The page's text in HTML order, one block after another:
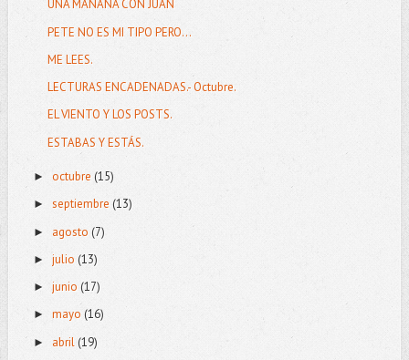
UNA MAÑANA CON JUAN
PETE NO ES MI TIPO PERO...
ME LEES.
LECTURAS ENCADENADAS.- Octubre.
EL VIENTO Y LOS POSTS.
ESTABAS Y ESTÁS.
► octubre (15)
► septiembre (13)
► agosto (7)
► julio (13)
► junio (17)
► mayo (16)
► abril (19)